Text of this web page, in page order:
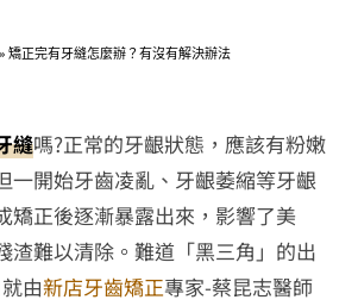
» 矯正完有牙縫怎麼辦？有沒有解決辦法
縫嗎?正常的牙齦狀態，應該有粉嫩
一開始牙齒凌亂、牙齦萎縮等牙齦
矯正後逐漸暴露出來，影響了美
渣難以清除。難道「黑三角」的出
由新店牙齒矯正專家-蔡昆志醫師